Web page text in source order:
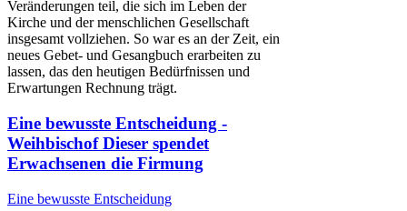
Veränderungen teil, die sich im Leben der
Kirche und der menschlichen Gesellschaft
insgesamt vollziehen. So war es an der Zeit, ein
neues Gebet- und Gesangbuch erarbeiten zu
lassen, das den heutigen Bedürfnissen und
Erwartungen Rechnung trägt.
Eine bewusste Entscheidung -
Weihbischof Dieser spendet
Erwachsenen die Firmung
Eine bewusste Entscheidung